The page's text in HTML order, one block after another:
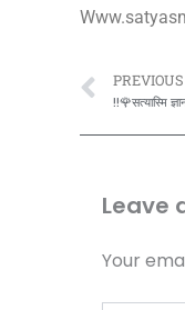
Prev
PREVIOUS
!!🌹सत्यास्मि
Leave
Your